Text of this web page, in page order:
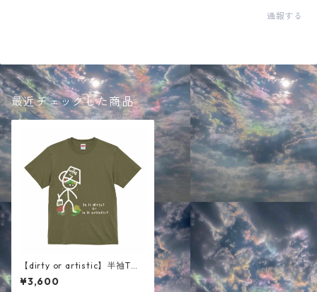
通報する
最近チェックした商品
【dirty or artistic】半袖Tシ
ャツ カーキ
¥3,600